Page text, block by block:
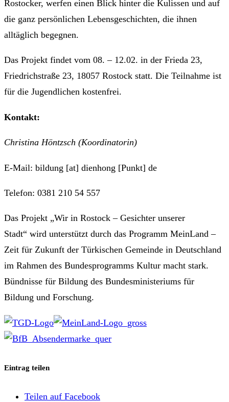
Rostocker, werfen einen Blick hinter die Kulissen und auf
die ganz persönlichen Lebensgeschichten, die ihnen
alltäglich begegnen.
Das Projekt findet vom 08. – 12.02. in der Frieda 23,
Friedrichstraße 23, 18057 Rostock statt. Die Teilnahme ist
für die Jugendlichen kostenfrei.
Kontakt:
Christina Höntzsch (Koordinatorin)
E-Mail: bildung [at] dienhong [Punkt] de
Telefon: 0381 210 54 557
Das Projekt „Wir in Rostock – Gesichter unserer
Stadt“ wird unterstützt durch das Programm MeinLand –
Zeit für Zukunft der Türkischen Gemeinde in Deutschland
im Rahmen des Bundesprogramms Kultur macht stark.
Bündnisse für Bildung des Bundesministeriums für
Bildung und Forschung.
Eintrag teilen
Teilen auf Facebook